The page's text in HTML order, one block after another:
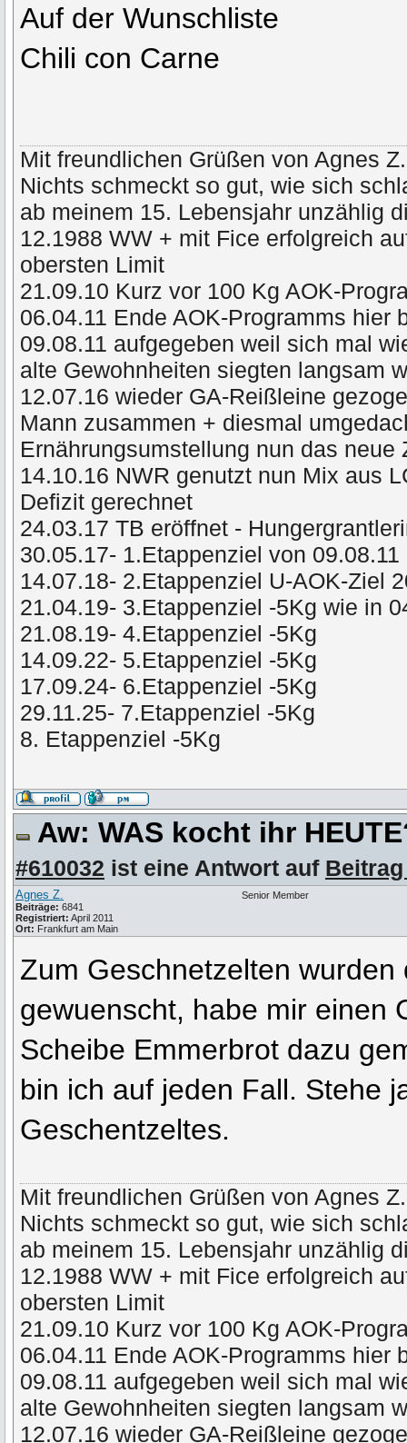
Auf der Wunschliste
Chili con Carne
Mit freundlichen Grüßen von Agnes Z.
Nichts schmeckt so gut, wie sich
ab meinem 15. Lebensjahr unzählig
12.1988 WW + mit Fice erfolgreich
obersten Limit
21.09.10 Kurz vor 100 Kg AOK-
06.04.11 Ende AOK-Programms hier
09.08.11 aufgegeben weil sich mal
alte Gewohnheiten siegten langsam
12.07.16 wieder GA-Reißleine
Mann zusammen + diesmal
Ernährungsumstellung nun das neue
14.10.16 NWR genutzt nun Mix aus
Defizit gerechnet
24.03.17 TB eröffnet -
30.05.17- 1.Etappenziel von 09.08.11
14.07.18- 2.Etappenziel U-AOK-Ziel
21.04.19- 3.Etappenziel -5Kg wie in
21.08.19- 4.Etappenziel -5Kg
14.09.22- 5.Etappenziel -5Kg
17.09.24- 6.Etappenziel -5Kg
29.11.25- 7.Etappenziel -5Kg
8. Etappenziel -5Kg
Aw: WAS kocht ihr
#610032 ist eine Antwort auf Beitrag
Agnes Z.
Beiträge: 6841
Registriert: April 2011
Ort: Frankfurt am Main
Senior Member
Zum Geschnetzelten
gewuenscht, habe mir einen
Scheibe Emmerbrot dazu
bin ich auf jeden Fall. Stehe
Geschentzeltes.
Mit freundlichen Grüßen von Agnes Z.
Nichts schmeckt so gut, wie sich
ab meinem 15. Lebensjahr unzählig
12.1988 WW + mit Fice erfolgreich
obersten Limit
21.09.10 Kurz vor 100 Kg AOK-
06.04.11 Ende AOK-Programms hier
09.08.11 aufgegeben weil sich mal
alte Gewohnheiten siegten langsam
12.07.16 wieder GA-Reißleine